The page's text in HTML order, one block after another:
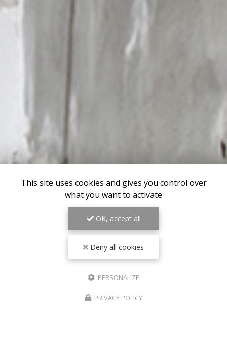
This site uses cookies and gives you control over
what you want to activate
OK, accept all
Deny all cookies
PERSONALIZE
PRIVACY POLICY